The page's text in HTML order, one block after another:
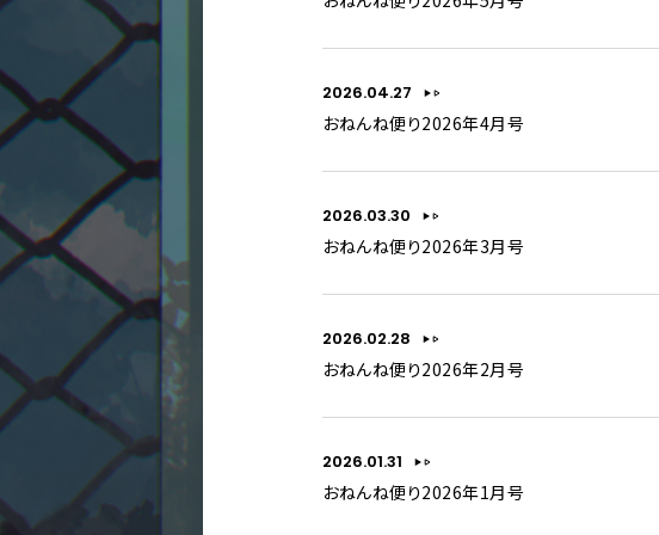
2026.04.27
おねんね便り2026年4月号
2026.03.30
おねんね便り2026年3月号
2026.02.28
おねんね便り2026年2月号
2026.01.31
おねんね便り2026年1月号